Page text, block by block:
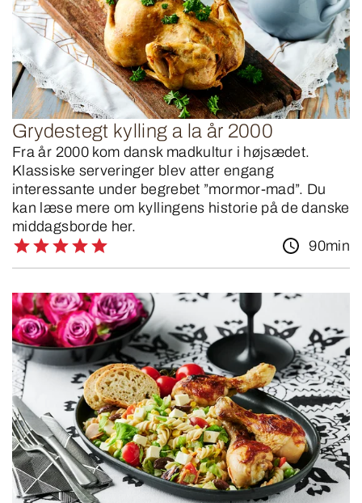
Grydestegt kylling a la år 2000
Fra år 2000 kom dansk madkultur i højsædet.
Klassiske serveringer blev atter engang
interessante under begrebet ”mormor-mad”. Du
kan læse mere om kyllingens historie på de danske
middagsborde her.
90min